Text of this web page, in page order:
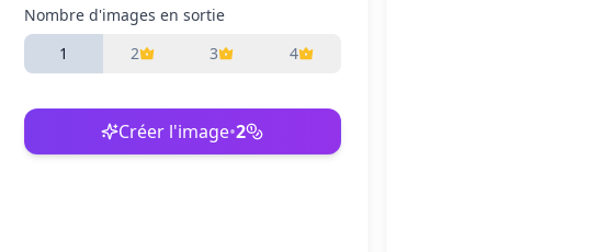
3:2 2:3
Nombre d'images en sortie
1
2 3 4
Créer l'image•2